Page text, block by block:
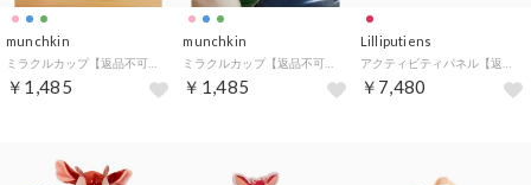
munchkin
￥1,485
munchkin
￥1,485
Lilliputiens
￥7,480